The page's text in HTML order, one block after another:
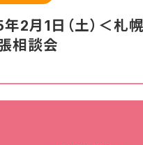
2月1日（土）＜札
相談会